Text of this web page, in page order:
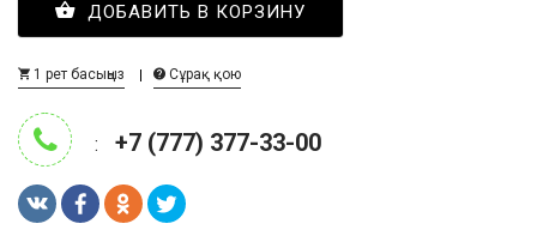
ДОБАВИТЬ В КОРЗИНУ
1 рет басыңыз Сұрақ қою
: +7 (777) 377-33-00